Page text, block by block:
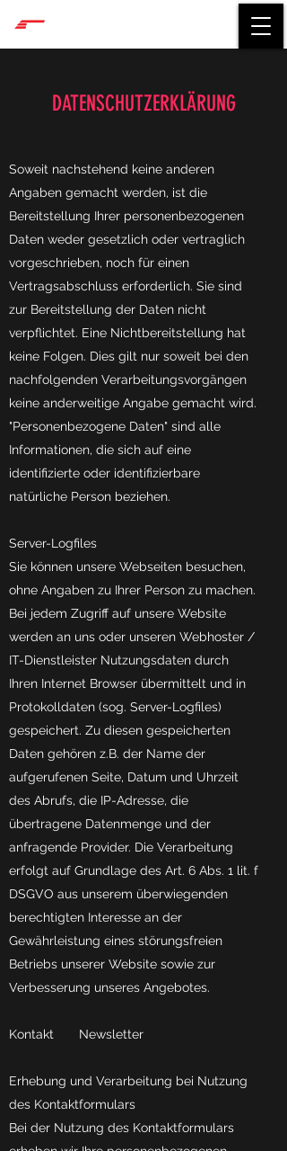
DATENSCHUTZERKLÄRUNG
Soweit nachstehend keine anderen
Angaben gemacht werden, ist die
Bereitstellung Ihrer personenbezogenen
Daten weder gesetzlich oder vertraglich
vorgeschrieben, noch für einen
Vertragsabschluss erforderlich. Sie sind
zur Bereitstellung der Daten nicht
verpflichtet. Eine Nichtbereitstellung hat
keine Folgen. Dies gilt nur soweit bei den
nachfolgenden Verarbeitungsvorgängen
keine anderweitige Angabe gemacht wird.
"Personenbezogene Daten" sind alle
Informationen, die sich auf eine
identifizierte oder identifizierbare
natürliche Person beziehen.
Server-Logfiles
Sie können unsere Webseiten besuchen,
ohne Angaben zu Ihrer Person zu machen.
Bei jedem Zugriff auf unsere Website
werden an uns oder unseren Webhoster /
IT-Dienstleister Nutzungsdaten durch
Ihren Internet Browser übermittelt und in
Protokolldaten (sog. Server-Logfiles)
gespeichert. Zu diesen gespeicherten
Daten gehören z.B. der Name der
aufgerufenen Seite, Datum und Uhrzeit
des Abrufs, die IP-Adresse, die
übertragene Datenmenge und der
anfragende Provider. Die Verarbeitung
erfolgt auf Grundlage des Art. 6 Abs. 1 lit. f
DSGVO aus unserem überwiegenden
berechtigten Interesse an der
Gewährleistung eines störungsfreien
Betriebs unserer Website sowie zur
Verbesserung unseres Angebotes.
Kontakt Newsletter
Erhebung und Verarbeitung bei Nutzung
des Kontaktformulars
Bei der Nutzung des Kontaktformulars